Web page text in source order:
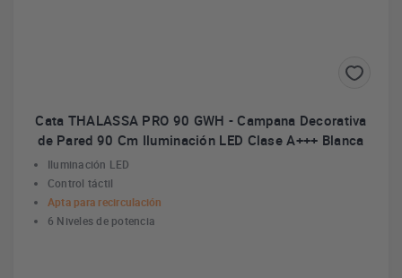
Cata THALASSA PRO 90 GWH - Campana Decorativa
de Pared 90 Cm Iluminación LED Clase A+++ Blanca
Iluminación LED
Control táctil
Apta para recirculación
6 Niveles de potencia